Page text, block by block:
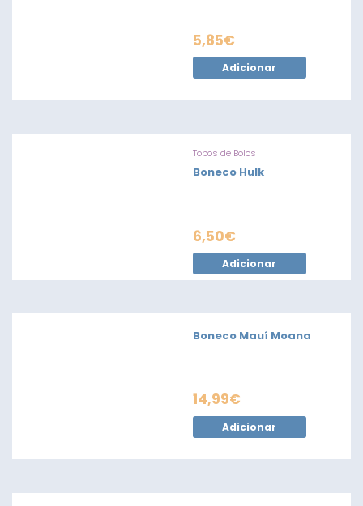
5,85€
Adicionar
Topos de Bolos
Boneco Hulk
6,50€
Adicionar
Boneco Mauí Moana
14,99€
Adicionar